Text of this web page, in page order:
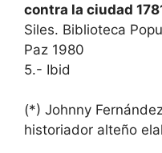
contra la ciudad
Siles. Biblioteca
Paz 1980
5.- Ibid
(*) Johnny
historiador alteño